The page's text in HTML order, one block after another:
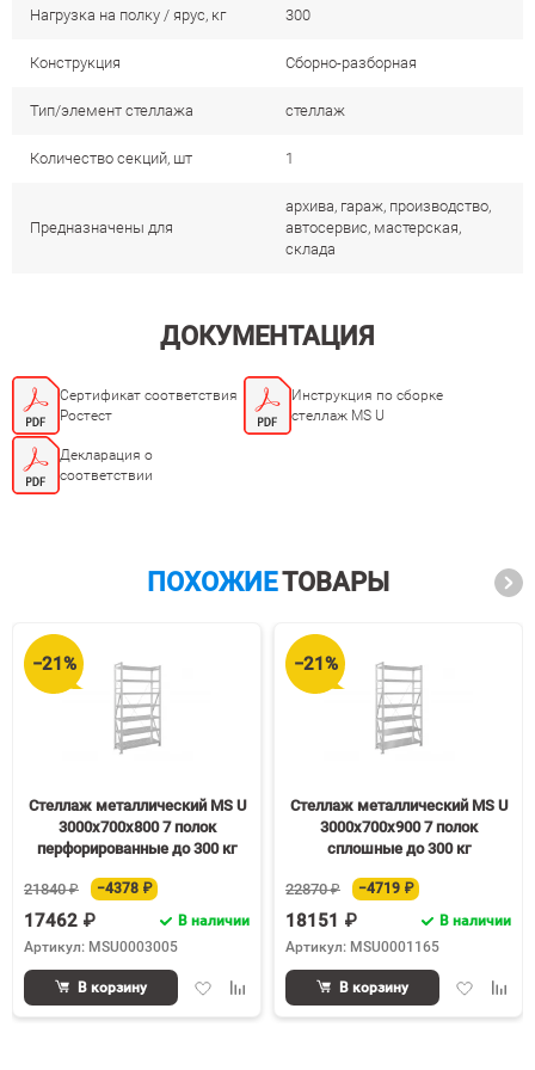
Нагрузка на полку / ярус, кг 300
Конструкция Сборно-разборная
Тип/элемент стеллажа стеллаж
Количество секций, шт 1
Предназначены для
архива, гараж, производство,
автосервис, мастерская,
склада
ДОКУМЕНТАЦИЯ
Сертификат соответствия
Ростест
Инструкция по сборке
стеллаж MS U
Декларация о
соответствии
ПОХОЖИЕТОВАРЫ
−21%
Стеллаж металлический MS U
3000х700х800 7 полок
перфорированные до 300 кг
21840 ₽ −4378 ₽
17462 ₽
В наличии
Артикул: MSU0003005
ДобавитьДобавить
В корзину
−21%
Стеллаж металлический MS U
3000х700х900 7 полок
сплошные до 300 кг
22870 ₽ −4719 ₽
18151 ₽
В наличии
Артикул: MSU0001165
Добавить
В корзину